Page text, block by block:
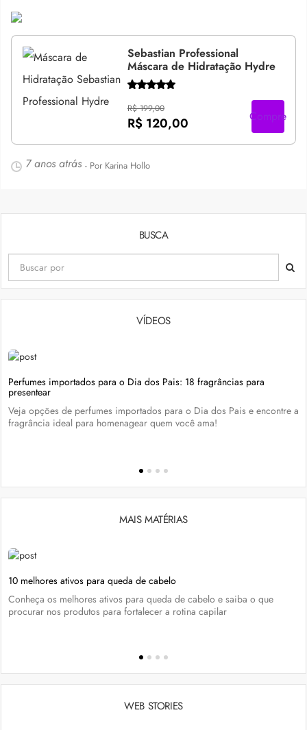
Sebastian Professional
Máscara de Hidratação Hydre
R$ 199,00
R$ 120,00 Compre
7 anos atrás - Por Karina Hollo
BUSCA
VÍDEOS
Perfumes importados para o Dia dos Pais: 18 fragrâncias para
presentear
Veja opções de perfumes importados para o Dia dos Pais e encontre a
fragrância ideal para homenagear quem você ama!
MAIS MATÉRIAS
10 melhores ativos para queda de cabelo
Conheça os melhores ativos para queda de cabelo e saiba o que
procurar nos produtos para fortalecer a rotina capilar
WEB STORIES